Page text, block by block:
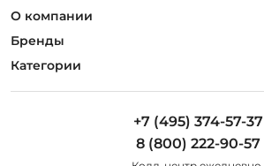
Политика конфиденциальности
Гарантия
Оплата и доставка
О компании
О компании
Контакты
Бренды
Artelamp
Категории
Люстры
+7 (495) 374-57-37
8 (800) 222-90-57